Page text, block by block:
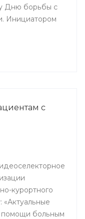
Дню борьбы с
Инициатором
с
курортного
помощи больным